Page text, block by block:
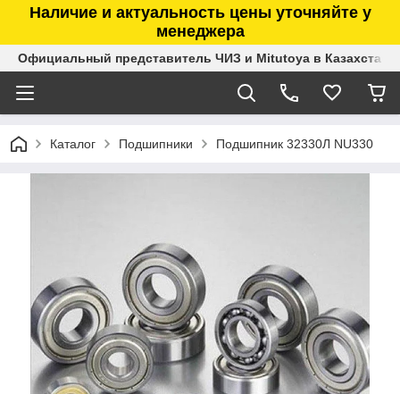
Наличие и актуальность цены уточняйте у
менеджера
Официальный представитель ЧИЗ и Mitutoya в Казахстане
Каталог Подшипники Подшипник 32330Л NU330